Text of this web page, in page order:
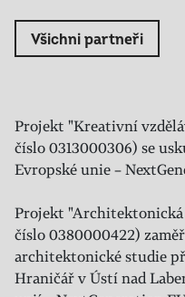
Všichni partneři
Projekt "Kreativní
číslo 0313000306) se
Evropské unie –
Projekt
číslo 0380000422)
architektonické studie
Hraničář v Ústí nad